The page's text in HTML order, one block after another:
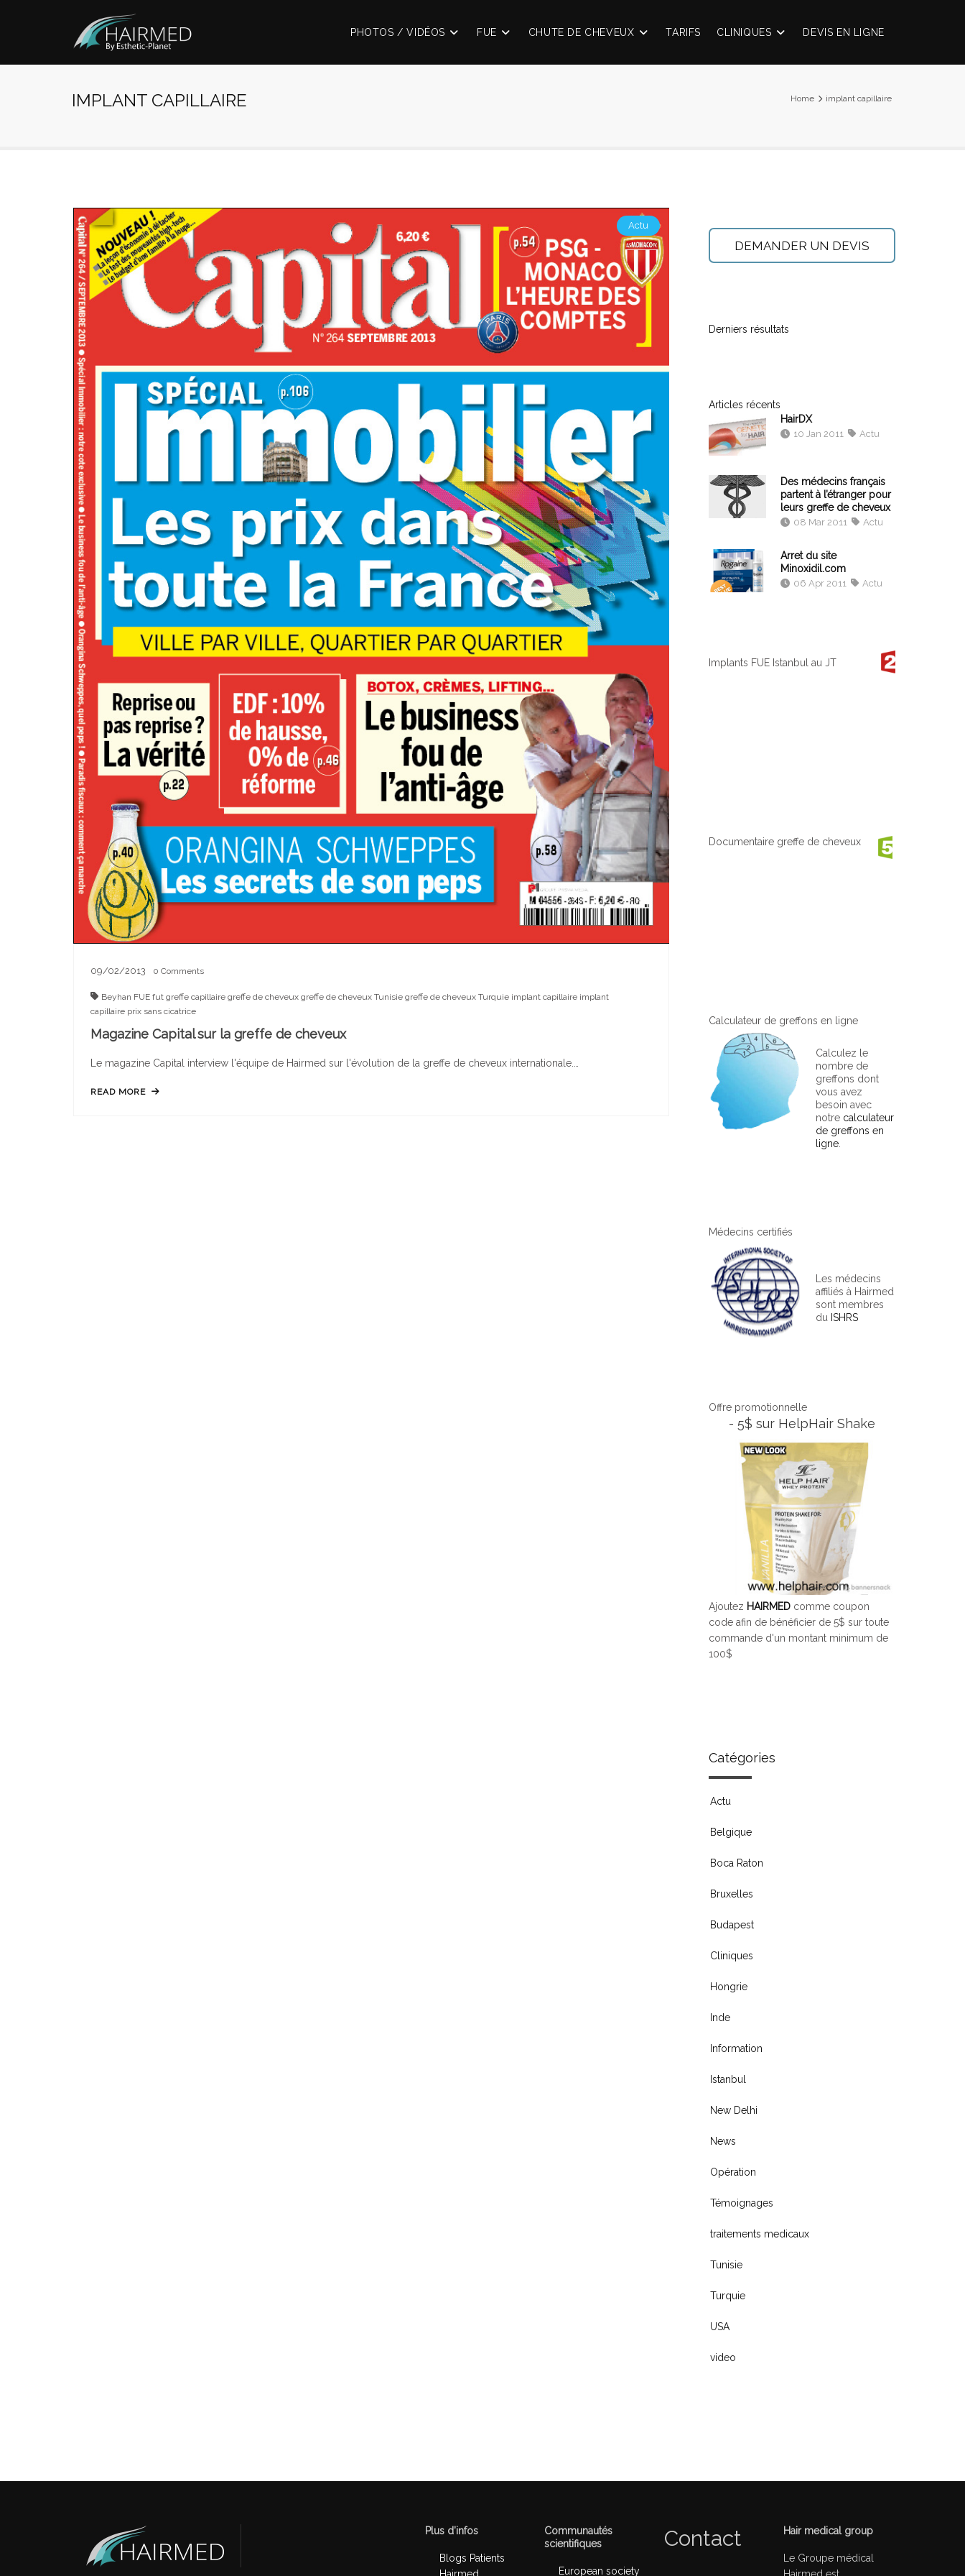
PHOTOS / VIDÉOS FUE CHUTE DE CHEVEUX TARIFS CLINIQUES DEVIS EN LIGNE
IMPLANT CAPILLAIRE Home implant capillaire
Actu
09/02/2013 0 Comments
Beyhan FUE fut greffe capillaire greffe de cheveux greffe de cheveux Tunisie greffe de cheveux Turquie implant capillaire implant
capillaire prix sans cicatrice
Magazine Capital sur la greffe de cheveux
Le magazine Capital interview l'équipe de Hairmed sur l'évolution de la greffe de cheveux internationale.…
READ MORE
DEMANDER UN DEVIS
Derniers résultats
Articles récents
HairDX
10 Jan 2011 Actu
Des médecins français
partent à l’étranger pour
leurs greffe de cheveux
08 Mar 2011 Actu
Arret du site
Minoxidil.com
06 Apr 2011 Actu
Implants FUE Istanbul au JT
Documentaire greffe de cheveux
Calculateur de greffons en ligne
Calculez le
nombre de
greffons dont
vous avez
besoin avec
notre calculateur
de greffons en
ligne
Médecins certifiés
Les médecins
affiliés à Hairmed
sont membres
du ISHRS
Offre promotionnelle
- 5$ sur HelpHair Shake
Ajoutez HAIRMED comme coupon
code afin de bénéficier de 5$ sur toute
commande d'un montant minimum de
100$
Catégories
Actu
Belgique
Boca Raton
Bruxelles
Budapest
Cliniques
Hongrie
Inde
Information
Istanbul
New Delhi
News
Opération
Témoignages
traitements medicaux
Tunisie
Turquie
USA
video
Plus d’infos
Blogs Patients
Hairmed
Communautés
scientifiques
European society
Contact Hair medical group
Le Groupe médical
Hairmed est